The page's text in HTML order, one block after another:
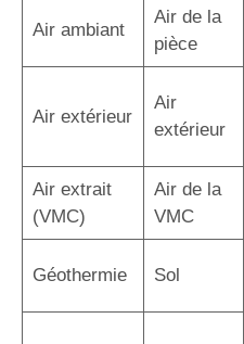
Air ambiant
Air de la
pièce
Air extérieur
Air
extérieur
Air extrait
(VMC)
Air de la
VMC
Géothermie Sol